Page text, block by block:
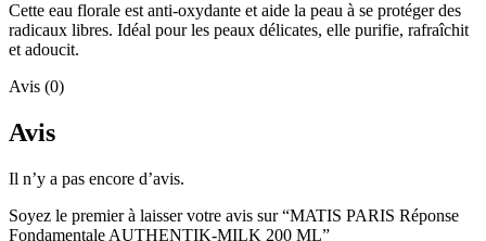
Cette eau florale est anti-oxydante et aide la peau à se protéger des
radicaux libres. Idéal pour les peaux délicates, elle purifie, rafraîchit
et adoucit.
Avis (0)
Avis
Il n’y a pas encore d’avis.
Soyez le premier à laisser votre avis sur “MATIS PARIS Réponse
Fondamentale AUTHENTIK-MILK 200 ML”